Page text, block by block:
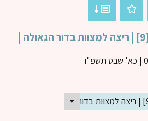
לחיות את הגאולה [9] | ריצה למצוות בדור הגאולה |